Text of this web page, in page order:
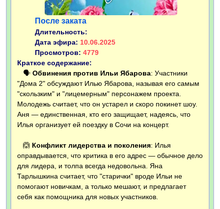
После заката
Длительность:
Дата эфира: 10.06.2025
Просмотров: 4779
Краткое содержание:
🗣 Обвинения против Ильи Ябарова: Участники
"Дома 2" обсуждают Илью Ябарова, называя его самым
"скользким" и "лицемерным" персонажем проекта.
Молодежь считает, что он устарел и скоро покинет шоу.
Аня — единственная, кто его защищает, надеясь, что
Илья организует ей поездку в Сочи на концерт.
🙆 Конфликт лидерства и поколения: Илья
оправдывается, что критика в его адрес — обычное дело
для лидера, и толпа всегда недовольна. Яна
Тарлышкина считает, что "старички" вроде Ильи не
помогают новичкам, а только мешают, и предлагает
себя как помощника для новых участников.